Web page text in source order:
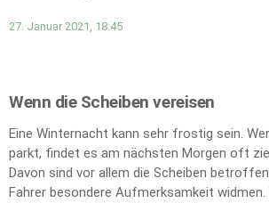
27. Januar 2021, 18:45
Wenn die Scheiben vereisen
Eine Winternacht kann sehr frostig sein.
parkt, findet es am nächsten Morgen oft
Davon sind vor allem die Scheiben
Fahrer besondere Aufmerksamkeit widmen.